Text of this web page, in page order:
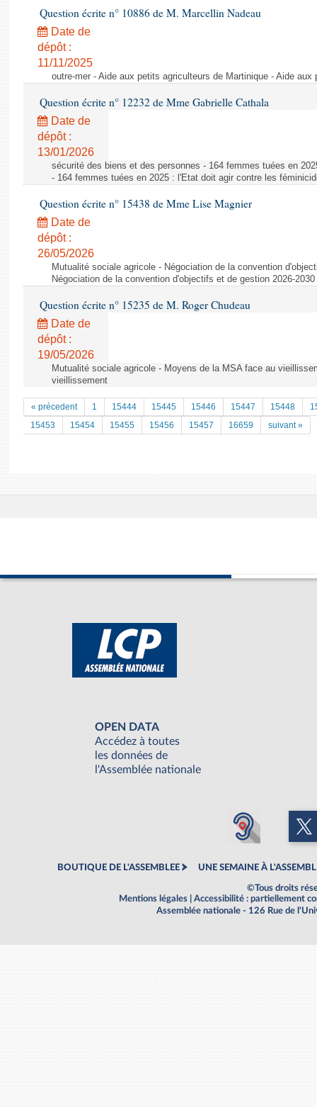
Question écrite n° 10886 de M. Marcellin Nadeau
Date de
dépôt :
11/11/2025
outre-mer - Aide aux petits agriculteurs de Martinique - Aide
Question écrite n° 12232 de Mme Gabrielle Cathala
Date de
dépôt :
13/01/2026
sécurité des biens et des personnes - 164 femmes tuées en
- 164 femmes tuées en 2025 : l'Etat doit agir contre les
Question écrite n° 15438 de Mme Lise Magnier
Date de
dépôt :
26/05/2026
Mutualité sociale agricole - Négociation de la convention
Négociation de la convention d'objectifs et de gestion 2026-
Question écrite n° 15235 de M. Roger Chudeau
Date de
dépôt :
19/05/2026
Mutualité sociale agricole - Moyens de la MSA face au
vieillissement
« précedent 1 15444 15445 15446 15447 15448
15453
15454 15455 15456 15457 16659 suivant »
OPEN DATA
Accédez à toutes
les données de
l'Assemblée nationale
BOUTIQUE DE L'ASSEMBLEE UNE SEMAINE À
©Tous droits
Mentions légales
Accessibilité : partiellement
Assemblée nationale - 126 Rue de